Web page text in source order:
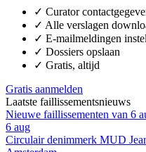
✓ Curator
✓ Alle verslagen
✓ E-mailmeldingen
✓ Dossiers opslaan
✓ Gratis, altijd
Gratis aanmelden
Laatste faillissementsnieuws
Nieuwe faillissementen van 6
6 aug
Circulair denimmerk MUD